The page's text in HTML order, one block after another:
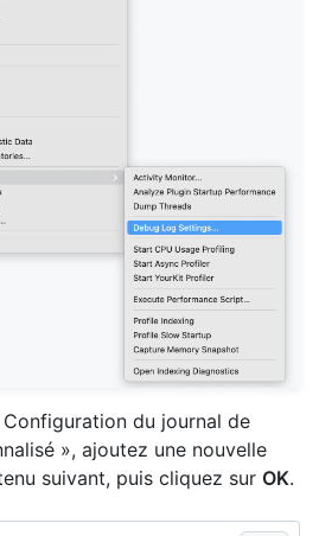
du journal de
», ajoutez une nouvelle
suivant, puis cliquez sur OK.